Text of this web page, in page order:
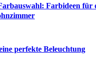
Farbideen für
perfekte Beleuchtung